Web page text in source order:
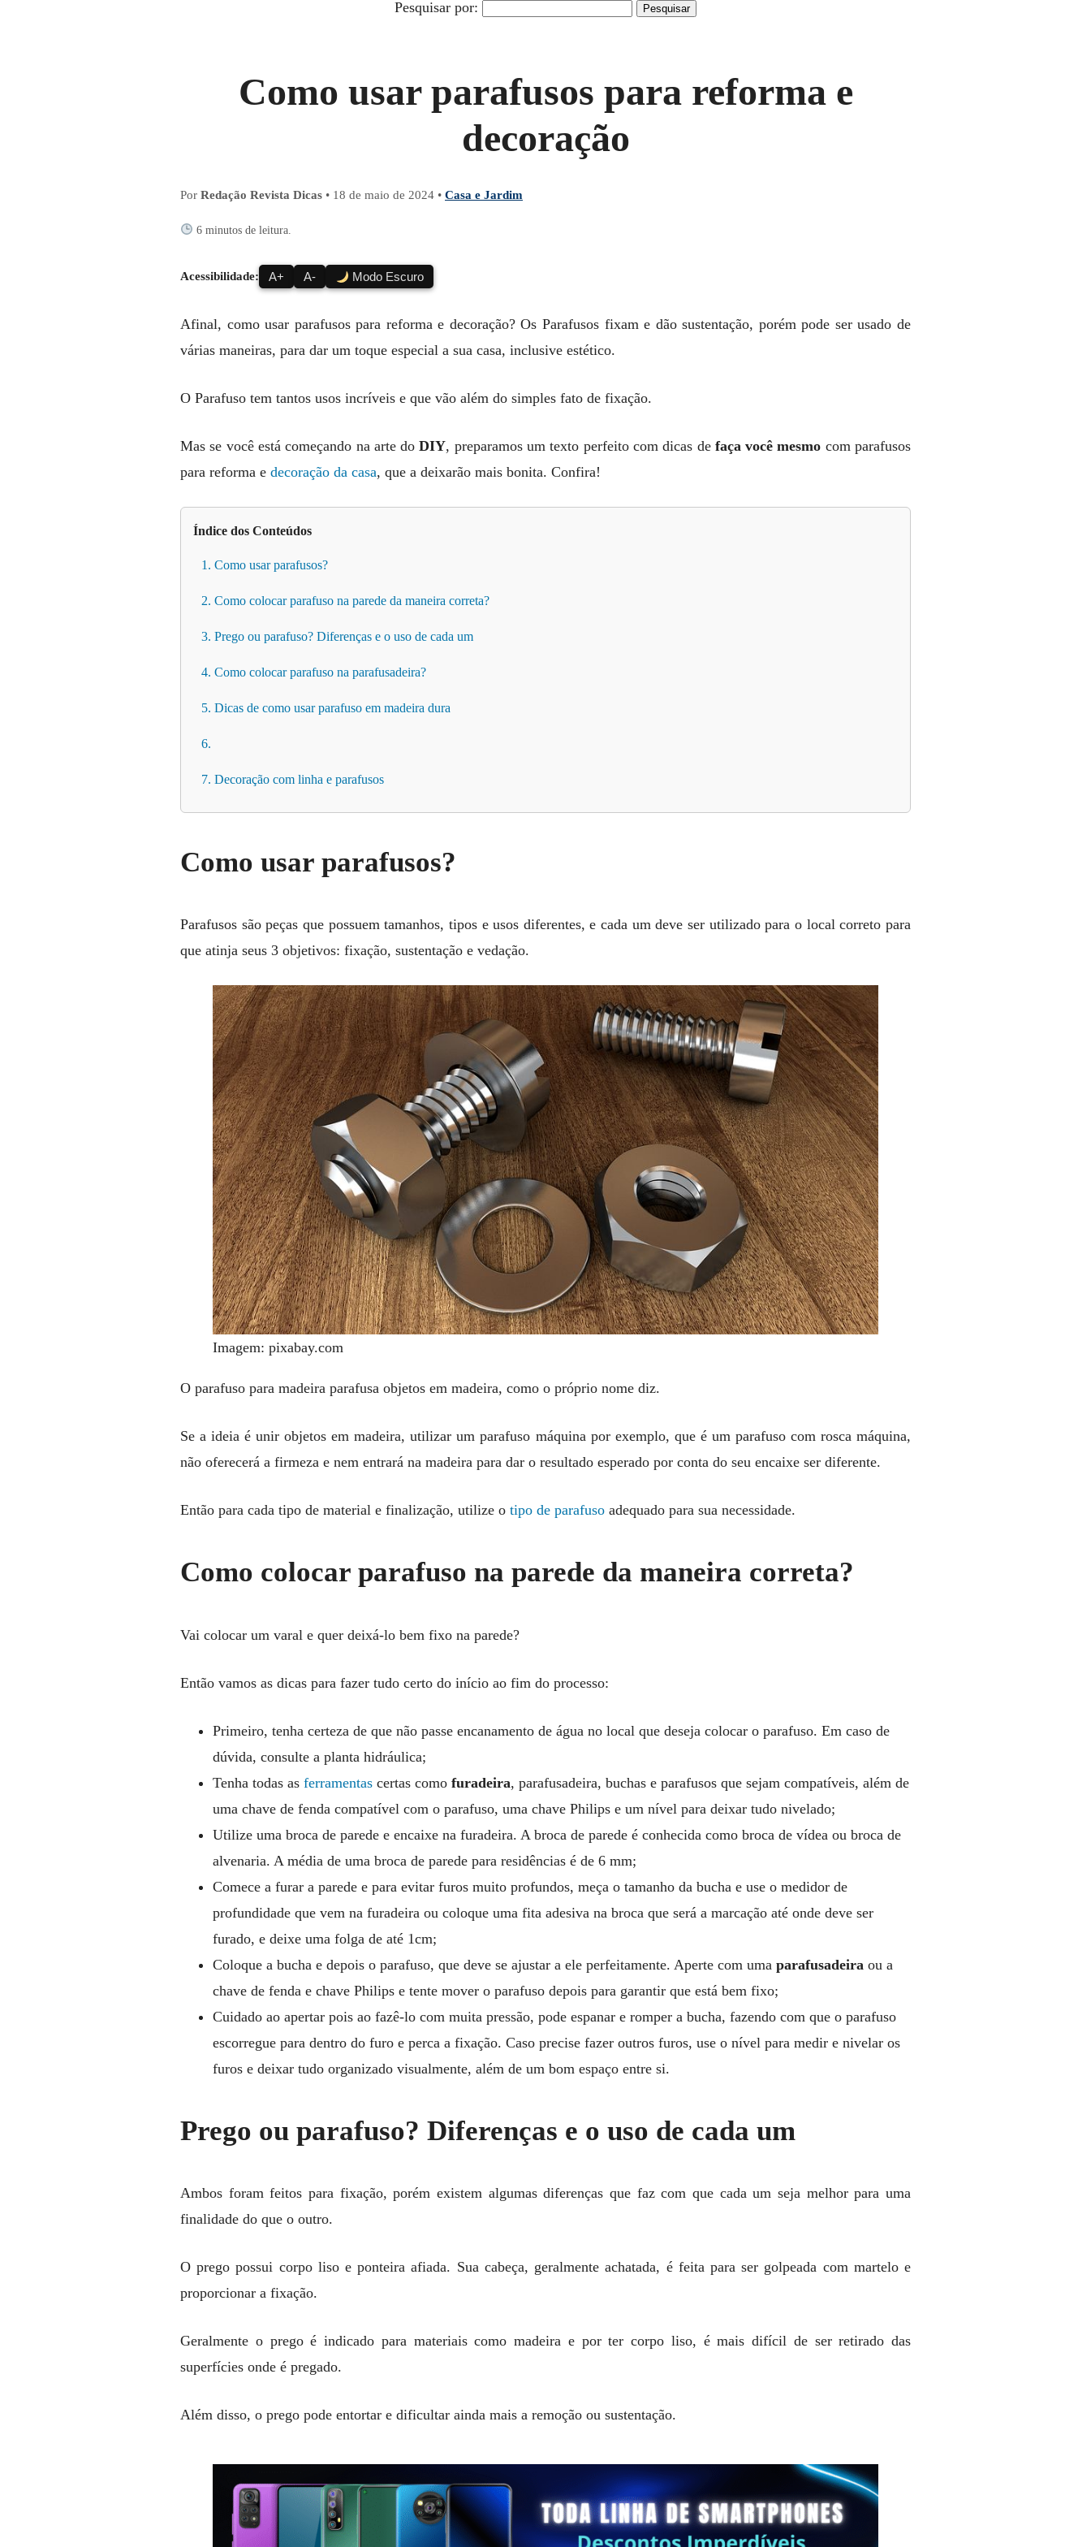
Pesquisar por:
Como usar parafusos para reforma e
decoração
Por Redação Revista Dicas • 18 de maio de 2024 • Casa e Jardim
6 minutos de leitura.
Acessibilidade: A+ A- Modo Escuro
Afinal, como usar parafusos para reforma e decoração? Os Parafusos fixam e dão sustentação, porém pode ser usado de
várias maneiras, para dar um toque especial a sua casa, inclusive estético.
O Parafuso tem tantos usos incríveis e que vão além do simples fato de fixação.
Mas se você está começando na arte do DIY, preparamos um texto perfeito com dicas de faça você mesmo com parafusos
para reforma e decoração da casa, que a deixarão mais bonita. Confira!
Índice dos Conteúdos
1. Como usar parafusos?
2. Como colocar parafuso na parede da maneira correta?
3. Prego ou parafuso? Diferenças e o uso de cada um
4. Como colocar parafuso na parafusadeira?
5. Dicas de como usar parafuso em madeira dura
6.
7. Decoração com linha e parafusos
Como usar parafusos?
Parafusos são peças que possuem tamanhos, tipos e usos diferentes, e cada um deve ser utilizado para o local correto para
que atinja seus 3 objetivos: fixação, sustentação e vedação.
Imagem: pixabay.com
O parafuso para madeira parafusa objetos em madeira, como o próprio nome diz.
Se a ideia é unir objetos em madeira, utilizar um parafuso máquina por exemplo, que é um parafuso com rosca máquina,
não oferecerá a firmeza e nem entrará na madeira para dar o resultado esperado por conta do seu encaixe ser diferente.
Então para cada tipo de material e finalização, utilize o tipo de parafuso adequado para sua necessidade.
Como colocar parafuso na parede da maneira correta?
Vai colocar um varal e quer deixá-lo bem fixo na parede?
Então vamos as dicas para fazer tudo certo do início ao fim do processo:
Primeiro, tenha certeza de que não passe encanamento de água no local que deseja colocar o parafuso. Em caso de
dúvida, consulte a planta hidráulica;
Tenha todas as ferramentas certas como furadeira, parafusadeira, buchas e parafusos que sejam compatíveis, além de
uma chave de fenda compatível com o parafuso, uma chave Philips e um nível para deixar tudo nivelado;
Utilize uma broca de parede e encaixe na furadeira. A broca de parede é conhecida como broca de vídea ou broca de
alvenaria. A média de uma broca de parede para residências é de 6 mm;
Comece a furar a parede e para evitar furos muito profundos, meça o tamanho da bucha e use o medidor de
profundidade que vem na furadeira ou coloque uma fita adesiva na broca que será a marcação até onde deve ser
furado, e deixe uma folga de até 1cm;
Coloque a bucha e depois o parafuso, que deve se ajustar a ele perfeitamente. Aperte com uma parafusadeira ou a
chave de fenda e chave Philips e tente mover o parafuso depois para garantir que está bem fixo;
Cuidado ao apertar pois ao fazê-lo com muita pressão, pode espanar e romper a bucha, fazendo com que o parafuso
escorregue para dentro do furo e perca a fixação. Caso precise fazer outros furos, use o nível para medir e nivelar os
furos e deixar tudo organizado visualmente, além de um bom espaço entre si.
Prego ou parafuso? Diferenças e o uso de cada um
Ambos foram feitos para fixação, porém existem algumas diferenças que faz com que cada um seja melhor para uma
finalidade do que o outro.
O prego possui corpo liso e ponteira afiada. Sua cabeça, geralmente achatada, é feita para ser golpeada com martelo e
proporcionar a fixação.
Geralmente o prego é indicado para materiais como madeira e por ter corpo liso, é mais difícil de ser retirado das
superfícies onde é pregado.
Além disso, o prego pode entortar e dificultar ainda mais a remoção ou sustentação.